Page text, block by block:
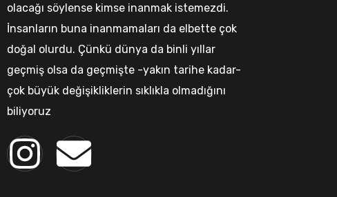
olacağı söylense kimse inanmak istemezdi.
İnsanların buna inanmamaları da elbette çok
doğal olurdu. Çünkü dünya da binli yıllar
geçmiş olsa da geçmişte -yakın tarihe kadar-
çok büyük değişikliklerin sıklıkla olmadığını
biliyoruz